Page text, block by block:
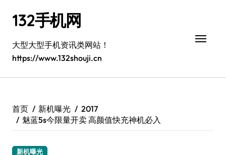
132手机网
大型大型手机资讯类网站！
https://www.132shouji.cn
首页 新机曝光
2017
魅蓝5s今限量开卖 高颜值快充神机必入
新机曝光